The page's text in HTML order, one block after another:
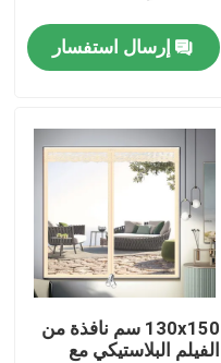
إرسال استفسار
130x150 سم نافذة من
الفيلم البلاستيكي مع